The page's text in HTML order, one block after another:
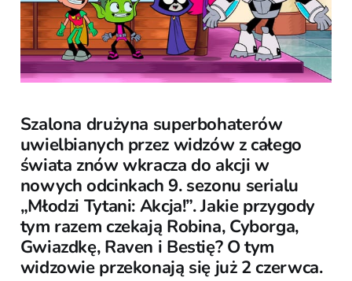
Szalona drużyna superbohaterów
uwielbianych przez widzów z całego
świata znów wkracza do akcji w
nowych odcinkach 9. sezonu serialu
„Młodzi Tytani: Akcja!”. Jakie przygody
tym razem czekają Robina, Cyborga,
Gwiazdkę, Raven i Bestię? O tym
widzowie przekonają się już 2 czerwca.